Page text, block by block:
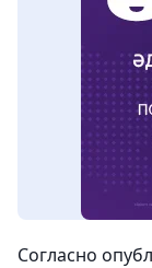
Согласно